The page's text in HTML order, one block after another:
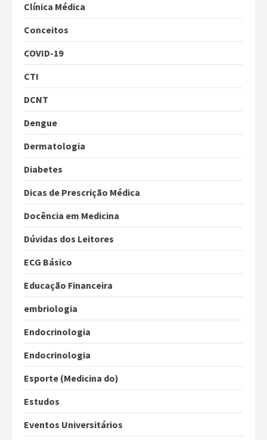
Clínica Médica
Conceitos
COVID-19
CTI
DCNT
Dengue
Dermatologia
Diabetes
Dicas de Prescrição Médica
Docência em Medicina
Dúvidas dos Leitores
ECG Básico
Educação Financeira
embriologia
Endocrinologia
Endocrinologia
Esporte (Medicina do)
Estudos
Eventos Universitários